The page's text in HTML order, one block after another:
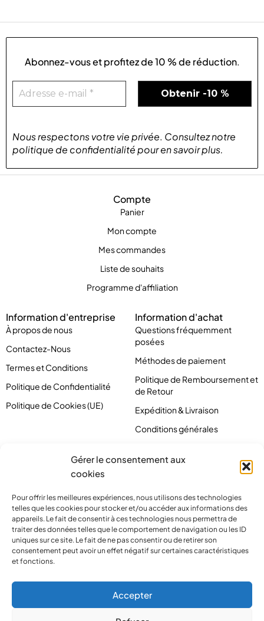
Gérer le consentement aux
cookies
Pour offrir les meilleures expériences, nous utilisons des technologies
telles que les cookies pour stocker et/ou accéder aux informations des
appareils. Le fait de consentir à ces technologies nous permettra de
traiter des données telles que le comportement de navigation ou les ID
uniques sur ce site. Le fait de ne pas consentir ou de retirer son
consentement peut avoir un effet négatif sur certaines caractéristiques
et fonctions.
Accepter
Compte
Panier
Mon compte
Mes commandes
Liste de souhaits
Programme d'affiliation
Information d'entreprise
À propos de nous
Contactez-Nous
Termes et Conditions
Politique de Confidentialité
Politique de Cookies (UE)
Information d'achat
Questions fréquemment
posées
Méthodes de paiement
Politique de Remboursement et
de Retour
Expédition & Livraison
Conditions générales
Abonnez-vous et profitez de10 % de réduction.
Nous respectons votre vie privée. Consultez notre
politique de confidentialitépouren savoir plus.